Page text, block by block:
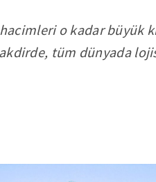
o kadar büyük
tüm dünyada